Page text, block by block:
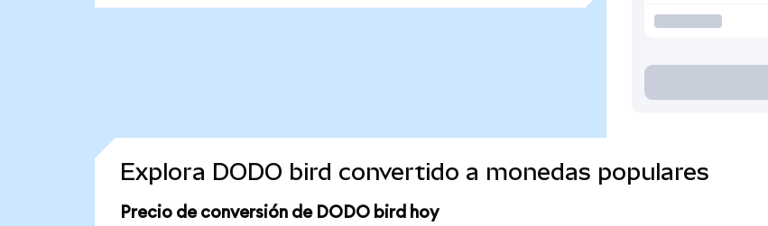
Explora DODO bird convertido a monedas populares
Precio de conversión de DODO bird hoy